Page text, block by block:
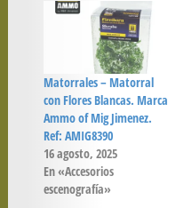
Matorrales – Matorral
con Flores Blancas. Marca
Ammo of Mig Jimenez.
Ref: AMIG8390
16 agosto, 2025
En «Accesorios
escenografía»